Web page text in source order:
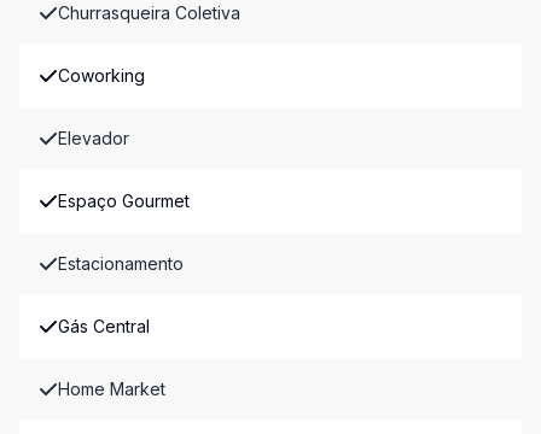
Churrasqueira Coletiva
Coworking
Elevador
Espaço Gourmet
Estacionamento
Gás Central
Home Market